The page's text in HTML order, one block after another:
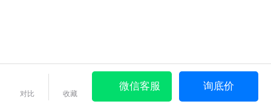
对比 收藏
微信客服 询底价